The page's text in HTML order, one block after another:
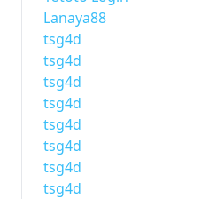
Lanaya88
tsg4d
tsg4d
tsg4d
tsg4d
tsg4d
tsg4d
tsg4d
tsg4d